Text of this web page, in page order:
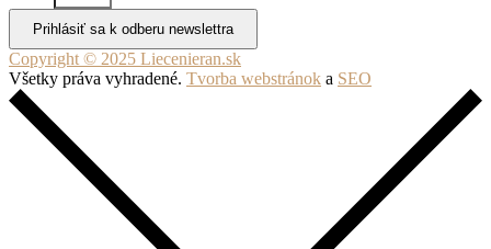
Prihlásiť sa k odberu newslettra
Copyright © 2025 Liecenieran.sk
Všetky práva vyhradené. Tvorba webstránok a SEO